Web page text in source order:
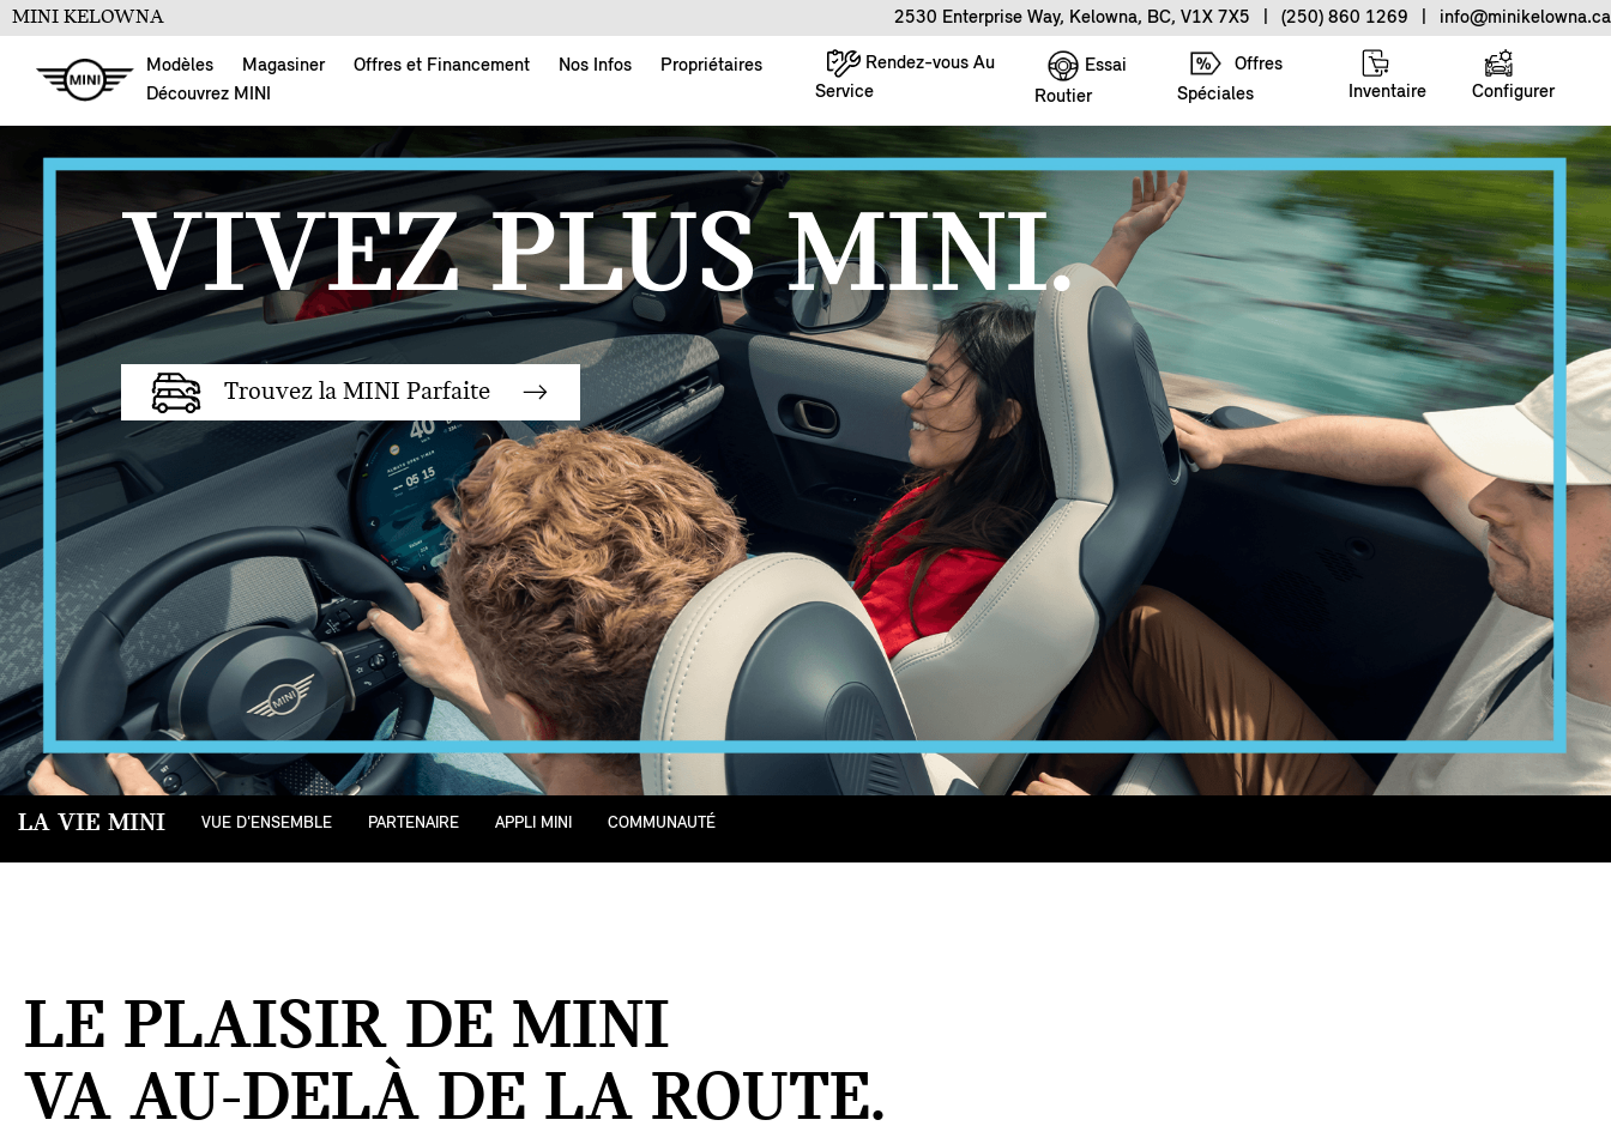
MINI KELOWNA 2530 Enterprise Way, Kelowna, BC, V1X 7X5 (250) 860 1269 info@minikelowna.ca
Modèles Magasiner Offres et Financement Nos Infos
Propriétaires
Découvrez MINI
Rendez-vous Au
Service
Essai
Routier
Offres
Spéciales
Inventaire Configurer
VIVEZ PLUS MINI.
Trouvez la MINI Parfaite
LA VIE MINI VUE D'ENSEMBLE PARTENAIRE APPLI MINI COMMUNAUTÉ
LE PLAISIR DE MINI
VA AU-DELÀ DE LA ROUTE.